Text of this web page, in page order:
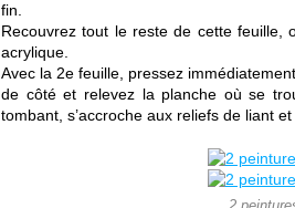
fin.
Recouvrez tout le reste de cette feuille,
acrylique.
Avec la 2e feuille, pressez
de côté et relevez la planche où se
tombant, s’accroche aux reliefs de liant